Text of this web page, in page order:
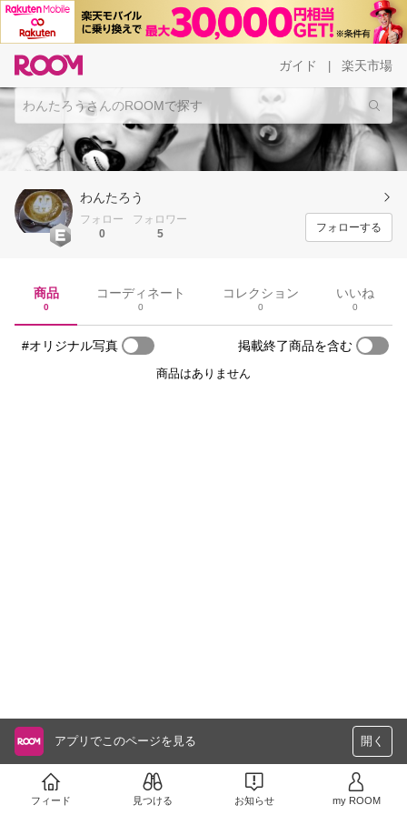
ガイド 楽天市場
わんたろう
フォロー
0
フォロワー
5
フォローする
商品
0
コーディネート
0
コレクション
0
いいね
0
#オリジナル写真 掲載終了商品を含む
商品はありません
アプリでこのページを見る 開く
フィード 見つける お知らせ my ROOM